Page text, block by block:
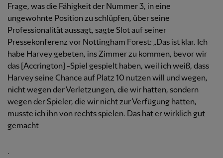
Frage, was die Fähigkeit der Nummer 3, in eine
ungewohnte Position zu schlüpfen, über seine
Professionalität aussagt, sagte Slot auf seiner
Pressekonferenz vor Nottingham Forest: „Das ist klar. Ich
habe Harvey gebeten, ins Zimmer zu kommen, bevor wir
das [Accrington] -Spiel gespielt haben, weil ich weiß, dass
Harvey seine Chance auf Platz 10 nutzen will und wegen,
nicht wegen der Verletzungen, die wir hatten, sondern
wegen der Spieler, die wir nicht zur Verfügung hatten,
musste ich ihn von rechts spielen. Das hat er wirklich gut
gemacht
.